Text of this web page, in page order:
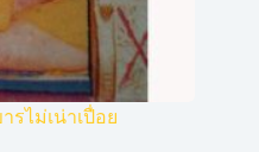
ไม่เน่าเปื่อย